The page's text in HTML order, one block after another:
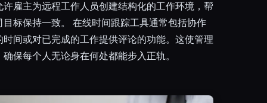
雇主为远程工作人员创建结构化的工作环境，帮
标保持一致。 在线时间跟踪工具通常包括协作
间或对已完成的工作提供评论的功能。这使管理
保每个人无论身在何处都能步入正轨。